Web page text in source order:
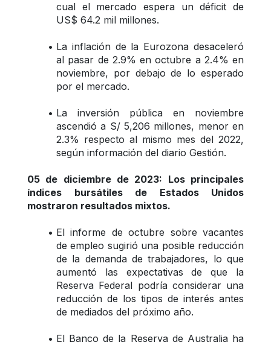
cual el mercado espera un déficit de
US$ 64.2 mil millones.
La inflación de la Eurozona desaceleró
al pasar de 2.9% en octubre a 2.4% en
noviembre, por debajo de lo esperado
por el mercado.
La inversión pública en noviembre
ascendió a S/ 5,206 millones, menor en
2.3% respecto al mismo mes del 2022,
según información del diario Gestión.
05 de diciembre de 2023: Los principales
índices bursátiles de Estados Unidos
mostraron resultados mixtos.
El informe de octubre sobre vacantes
de empleo sugirió una posible reducción
de la demanda de trabajadores, lo que
aumentó las expectativas de que la
Reserva Federal podría considerar una
reducción de los tipos de interés antes
de mediados del próximo año.
El Banco de la Reserva de Australia ha